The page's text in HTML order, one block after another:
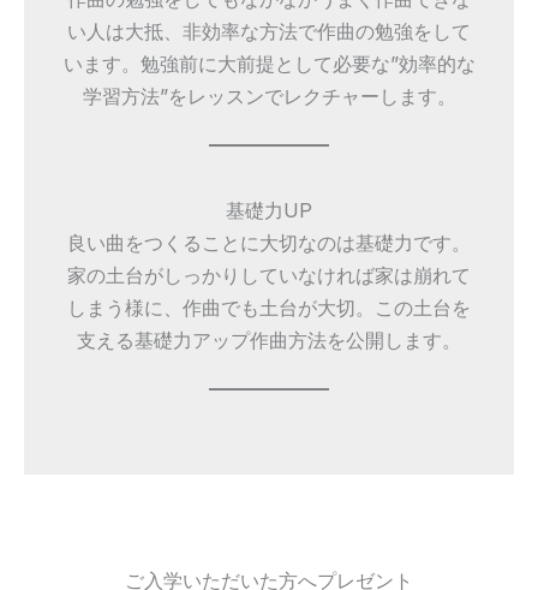
い人は大抵、非効率な方法で作曲の勉強をして
います。勉強前に大前提として必要な”効率的な
学習方法”をレッスンでレクチャーします。
基礎力UP
良い曲をつくることに大切なのは基礎力です。
家の土台がしっかりしていなければ家は崩れて
しまう様に、作曲でも土台が大切。この土台を
支える基礎力アップ作曲方法を公開します。
ご入学いただいた方へプレゼント